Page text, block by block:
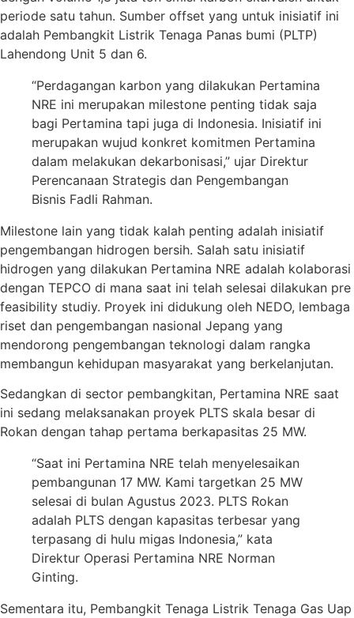
periode satu tahun. Sumber offset yang untuk inisiatif ini
adalah Pembangkit Listrik Tenaga Panas bumi (PLTP)
Lahendong Unit 5 dan 6.
“Perdagangan karbon yang dilakukan Pertamina
NRE ini merupakan milestone penting tidak saja
bagi Pertamina tapi juga di Indonesia. Inisiatif ini
merupakan wujud konkret komitmen Pertamina
dalam melakukan dekarbonisasi,” ujar Direktur
Perencanaan Strategis dan Pengembangan
Bisnis Fadli Rahman.
Milestone lain yang tidak kalah penting adalah inisiatif
pengembangan hidrogen bersih. Salah satu inisiatif
hidrogen yang dilakukan Pertamina NRE adalah kolaborasi
dengan TEPCO di mana saat ini telah selesai dilakukan pre
feasibility studiy. Proyek ini didukung oleh NEDO, lembaga
riset dan pengembangan nasional Jepang yang
mendorong pengembangan teknologi dalam rangka
membangun kehidupan masyarakat yang berkelanjutan.
Sedangkan di sector pembangkitan, Pertamina NRE saat
ini sedang melaksanakan proyek PLTS skala besar di
Rokan dengan tahap pertama berkapasitas 25 MW.
“Saat ini Pertamina NRE telah menyelesaikan
pembangunan 17 MW. Kami targetkan 25 MW
selesai di bulan Agustus 2023. PLTS Rokan
adalah PLTS dengan kapasitas terbesar yang
terpasang di hulu migas Indonesia,” kata
Direktur Operasi Pertamina NRE Norman
Ginting.
Sementara itu, Pembangkit Tenaga Listrik Tenaga Gas Uap